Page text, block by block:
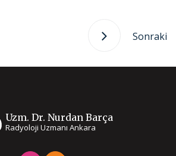
Sonraki
Uzm. Dr. Nurdan Barça
Radyoloji Uzmanı Ankara